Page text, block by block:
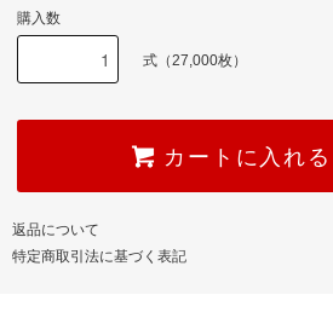
購入数
式（27,000枚）
カートに入れる
返品について
特定商取引法に基づく表記